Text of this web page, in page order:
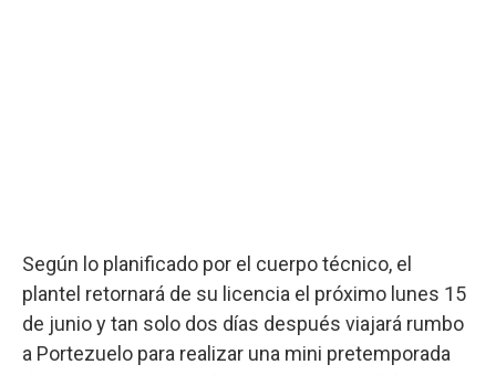
Según lo planificado por el cuerpo técnico, el
plantel retornará de su licencia el próximo lunes 15
de junio y tan solo dos días después viajará rumbo
a Portezuelo para realizar una mini pretemporada